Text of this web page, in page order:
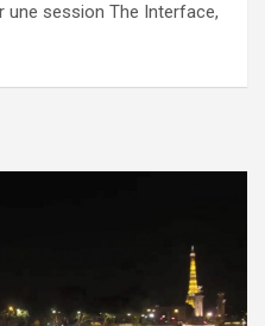
une session The Interface,